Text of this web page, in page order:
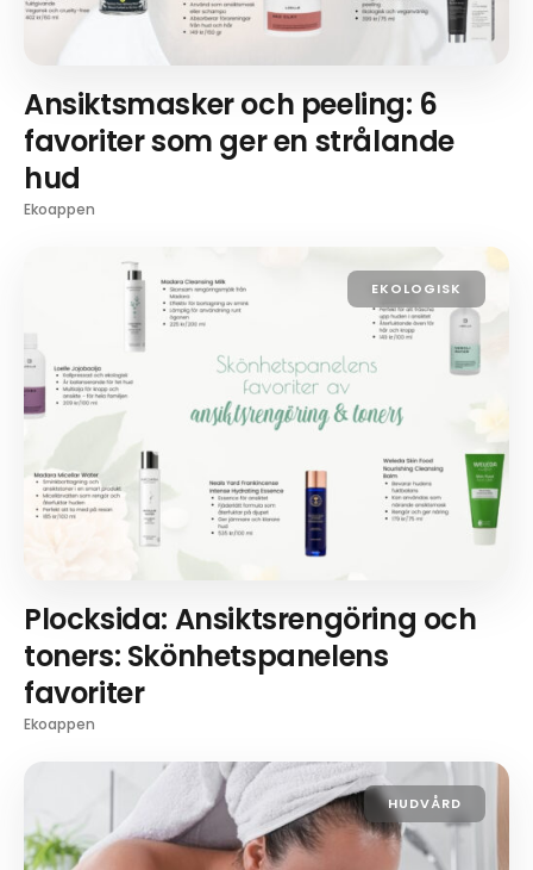
Ansiktsmasker och peeling: 6
favoriter som ger en strålande
hud
Ekoappen
EKOLOGISK
Plocksida: Ansiktsrengöring och
toners: Skönhetspanelens
favoriter
Ekoappen
HUDVÅRD